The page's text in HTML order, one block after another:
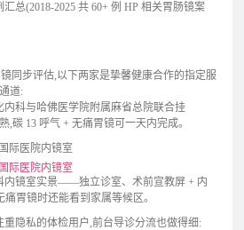
总(2018-2025 共 60+ 例 HP 相关胃肠镜案
同步评估,以下两家是挚馨健康合作的指定服
道:
内科与哈佛医学院附属麻省总院联合挂
,碳 13 呼气 + 无痛胃镜可一天内完成。
际医院内镜室
内镜室实景——独立诊室、术前宣教屏 + 内
胃镜时还能看到家属等候区。
隐私的体检用户,前台导诊分流也做得细: